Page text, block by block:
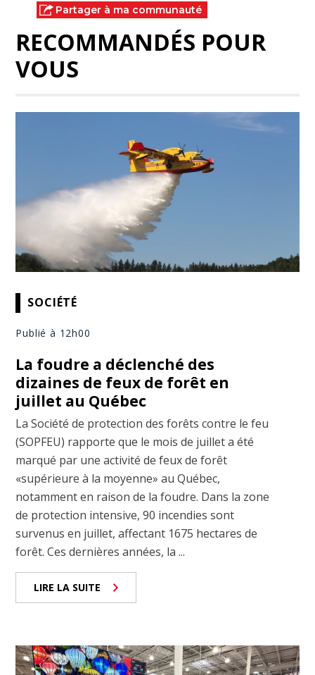
Partager à ma communauté
RECOMMANDÉS POUR
VOUS
SOCIÉTÉ
Publié à 12h00
La foudre a déclenché des
dizaines de feux de forêt en
juillet au Québec
La Société de protection des forêts contre le feu
(SOPFEU) rapporte que le mois de juillet a été
marqué par une activité de feux de forêt
«supérieure à la moyenne» au Québec,
notamment en raison de la foudre. Dans la zone
de protection intensive, 90 incendies sont
survenus en juillet, affectant 1675 hectares de
forêt. Ces dernières années, la ...
LIRE LA SUITE